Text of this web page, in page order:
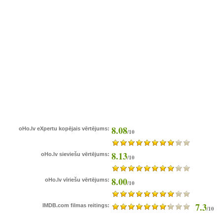
oHo.lv eXpertu kopējais vērtējums: 8.08/10
oHo.lv sieviešu vērtējums: 8.13/10
oHo.lv vīriešu vērtējums: 8.00/10
IMDB.com filmas reitings: 7.3/10